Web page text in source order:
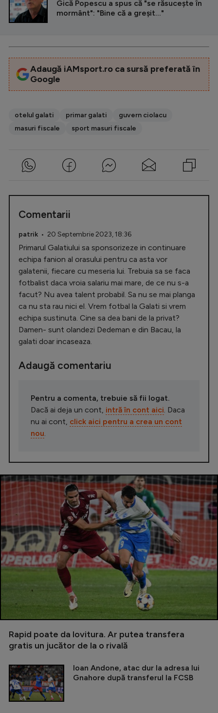
Gică Popescu a spus că "se răsucește în
mormânt": "Bine că a greșit..."
Adaugă iAMsport.ro ca sursă preferată în
Google
otelul galati primar galati
guvern ciolacu
masuri fiscale
sport masuri fiscale
Comentarii
patrik • 20 Septembrie 2023, 18:36
Primarul Galatiului sa sponsorizeze in continuare
echipa fanion al orasului pentru ca asta vor
galatenii, fiecare cu meseria lui. Trebuia sa se faca
fotbalist daca vroia salariu mai mare, de ce nu s-a
facut? Nu avea talent probabil. Sa nu se mai planga
ca nu sta rau nici el. Vrem fotbal la Galati si vrem
echipa sustinuta. Cine sa dea bani de la privat?
Damen- sunt olandezi Dedeman e din Bacau, la
galati doar incaseaza.
Adaugă comentariu
Pentru a comenta, trebuie să fii logat.
Dacă ai deja un cont, intră în cont aici . Daca
nu ai cont, click aici pentru a crea un cont
nou
Rapid poate da lovitura. Ar putea transfera
gratis un jucător de la o rivală
Ioan Andone, atac dur la adresa lui
Gnahore după transferul la FCSB